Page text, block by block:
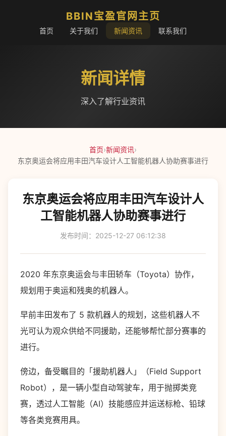
BBIN宝盈官网主页
首页 关于我们 新闻资讯 联系我们
新闻详情
深入了解行业资讯
首页›新闻资讯›
东京奥运会将应用丰田汽车设计人工智能机器人协助赛事进行
东京奥运会将应用丰田汽车设计人
工智能机器人协助赛事进行
发布时间：2025-12-27 06:12:38
2020 年东京奥运会与丰田轿车（Toyota）协作，
规划用于奥运和残奥的机器人。
早前丰田发布了 5 款机器人的规划，这些机器人不
光可认为观众供给不同援助，还能够帮忙部分赛事的
进行。
傍边，备受瞩目的「援助机器人」（Field Support
Robot），是一辆小型自动驾驶车，用于抛掷类竞
赛，透过人工智能（AI）技能感应并运送标枪、铅球
等各类竞赛用具。